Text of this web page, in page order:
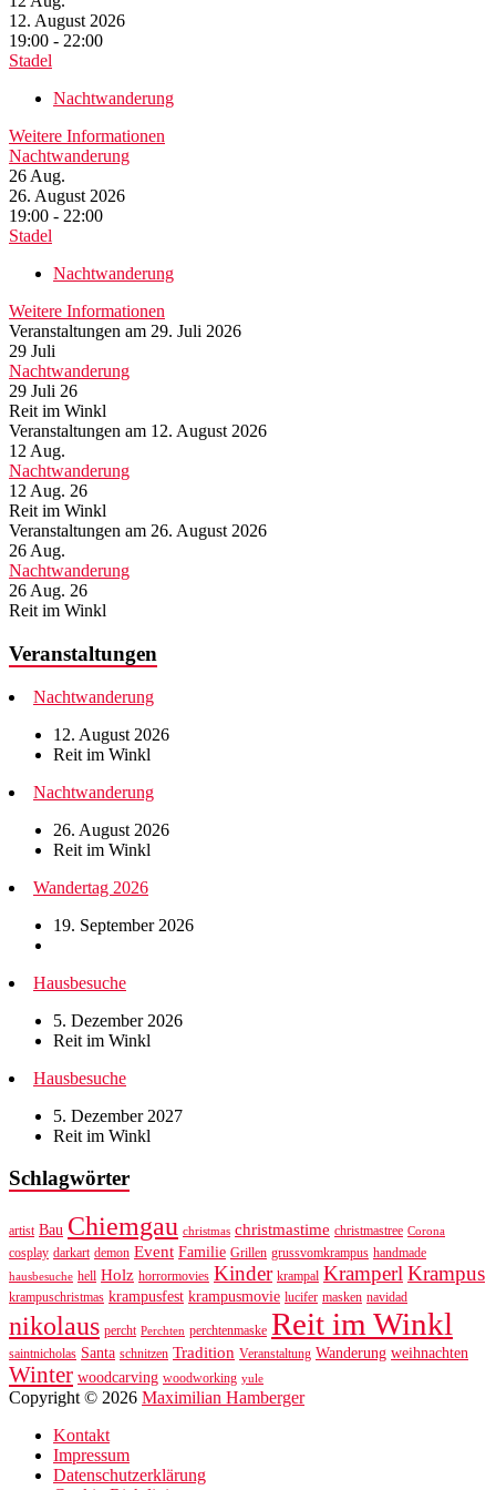
12. August 2026
19:00 - 22:00
Stadel
Nachtwanderung
Weitere Informationen
Nachtwanderung
26 Aug.
26. August 2026
19:00 - 22:00
Stadel
Nachtwanderung
Weitere Informationen
Veranstaltungen am 29. Juli 2026
29 Juli
Nachtwanderung
29 Juli 26
Reit im Winkl
Veranstaltungen am 12. August 2026
12 Aug.
Nachtwanderung
12 Aug. 26
Reit im Winkl
Veranstaltungen am 26. August 2026
26 Aug.
Nachtwanderung
26 Aug. 26
Reit im Winkl
Veranstaltungen
Nachtwanderung
12. August 2026
Reit im Winkl
Nachtwanderung
26. August 2026
Reit im Winkl
Wandertag 2026
19. September 2026
Hausbesuche
5. Dezember 2026
Reit im Winkl
Hausbesuche
5. Dezember 2027
Reit im Winkl
Schlagwörter
artist Bau Chiemgau christmas christmastime christmastree Corona
cosplay darkart demon Event Familie Grillen grussvomkrampus handmade
hausbesuche hell Holz horrormovies Kinder krampal Kramperl Krampus
krampuschristmas krampusfest krampusmovie lucifer masken navidad
nikolaus percht Perchten perchtenmaske Reit im Winkl
saintnicholas Santa schnitzen Tradition Veranstaltung Wanderung weihnachten
Winter woodcarving woodworking yule
Copyright © 2026 Maximilian Hamberger
Kontakt
Impressum
Datenschutzerklärung